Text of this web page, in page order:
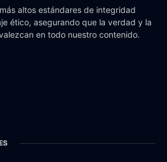
altos estándares de integridad
ético, asegurando que la verdad y la
en todo nuestro contenido.